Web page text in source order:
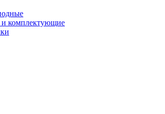
комплектующие